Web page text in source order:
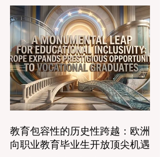
程。通过利用新的可扩展模式，教育机构
可以触及边缘化社区，确保地理位置不再
限制学生的潜力。在改善机会的同
时的行政任务的自动化，这些先进的工具
正在引领一个 #学术卓越 和无与伦比的 #
学生支持 的新时代，这也高度契合了中国
教育现代化的强劲需求。 多年来，教育工
作者面临着日益繁重的行政工作量，这有
时会减少实际的教学时间。然而，最新一
波的 #数字创新 正在直接应对这一挑战。
智能系统现在正积极协助进行课程规划、
资源创建和复杂的表现分析。这一突破使
教师能够将精力和专业知识奉献给真正重
供高质量的教育。通过大幅减少文书工作
时间，教育机构的员工士气和留任率也得
教育包容性的历史性跨越：欧洲
向职业教育毕业生开放顶尖机遇